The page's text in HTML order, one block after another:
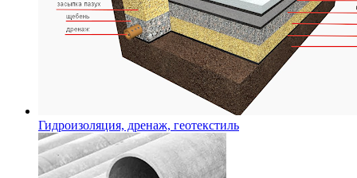
Гидроизоляция, дренаж, геотекстиль